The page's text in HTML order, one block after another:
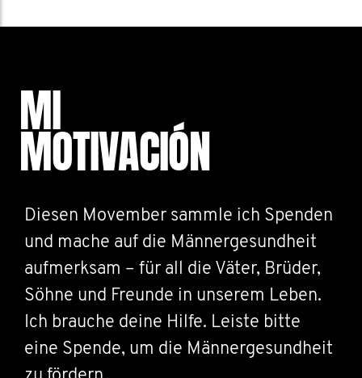
MI
MOTIVACIÓN
Diesen Movember sammle ich Spenden
und mache auf die Männergesundheit
aufmerksam – für all die Väter, Brüder,
Söhne und Freunde in unserem Leben.
Ich brauche deine Hilfe. Leiste bitte
eine Spende, um die Männergesundheit